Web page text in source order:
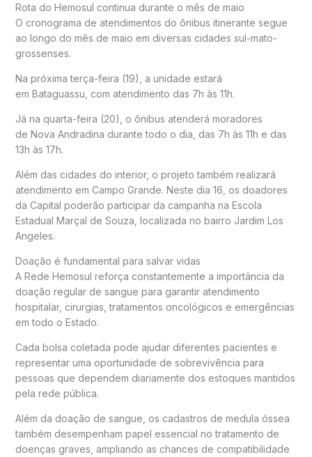
Rota do Hemosul continua durante o mês de maio
O cronograma de atendimentos do ônibus itinerante segue
ao longo do mês de maio em diversas cidades sul-mato-
grossenses.
Na próxima terça-feira (19), a unidade estará
em Bataguassu , com atendimento das 7h às 11h.
Já na quarta-feira (20), o ônibus atenderá moradores
de Nova Andradina durante todo o dia, das 7h às 11h e das
13h às 17h.
Além das cidades do interior, o projeto também realizará
atendimento em Campo Grande. Neste dia 16, os doadores
da Capital poderão participar da campanha na Escola
Estadual Marçal de Souza, localizada no bairro Jardim Los
Angeles.
Doação é fundamental para salvar vidas
A Rede Hemosul reforça constantemente a importância da
doação regular de sangue para garantir atendimento
hospitalar, cirurgias, tratamentos oncológicos e emergências
em todo o Estado.
Cada bolsa coletada pode ajudar diferentes pacientes e
representar uma oportunidade de sobrevivência para
pessoas que dependem diariamente dos estoques mantidos
pela rede pública.
Além da doação de sangue, os cadastros de medula óssea
também desempenham papel essencial no tratamento de
doenças graves, ampliando as chances de compatibilidade